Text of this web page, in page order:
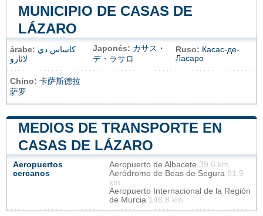
MUNICIPIO DE CASAS DE
LÁZARO
árabe: كاساس دي
لاثارو
Japonés: カサス・
デ・ラサロ
Ruso: Касас-де-
Ласаро
Chino: 卡萨斯德拉
萨罗
MEDIOS DE TRANSPORTE EN
CASAS DE LÁZARO
Aeropuertos
cercanos
Aeropuerto de Albacete 39.6 km
Aeródromo de Beas de Segura 81.9
km
Aeropuerto Internacional de la Región
de Murcia 146.8 km